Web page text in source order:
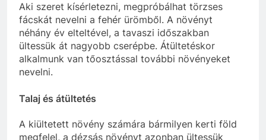
Aki szeret kísérletezni, megpróbálhat törzses
fácskát nevelni a fehér ürömből. A növényt
néhány év elteltével, a tavaszi időszakban
ültessük át nagyobb cserépbe. Átültetéskor
alkalmunk van tőosztással további növényeket
nevelni.
Talaj és átültetés
A kiültetett növény számára bármilyen kerti föld
megfelel, a dézsás növényt azonban ültessük